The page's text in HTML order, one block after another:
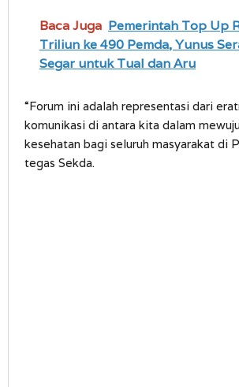
Baca Juga Pemerintah Top Up
Triliun ke 490 Pemda, Yunus
Segar untuk Tual dan Aru
“Forum ini adalah representasi dari
komunikasi di antara kita dalam
kesehatan bagi seluruh masyarakat di
tegas Sekda.